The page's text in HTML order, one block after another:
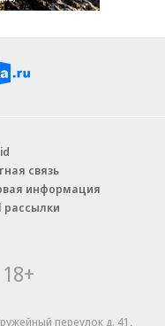
связь
информация
рассылки
18+
переулок д. 41,